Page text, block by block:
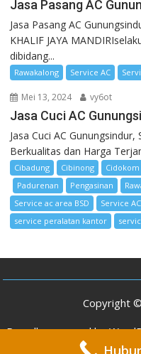
Jasa Pasang AC
Jasa Pasang AC
KHALIF JAYA
dibidang...
Rawakalong Service AC
Mei 13, 2024 vy6ot
Jasa Cuci AC
Jasa Cuci AC Gunungsindur,
Berkualitas dan Harga
Cibadung Cibinong Cidokom
Padurenan
Pengasinan
Service ac area BSD
Service
service peralatan kantor
Copyright
Proudly powered by